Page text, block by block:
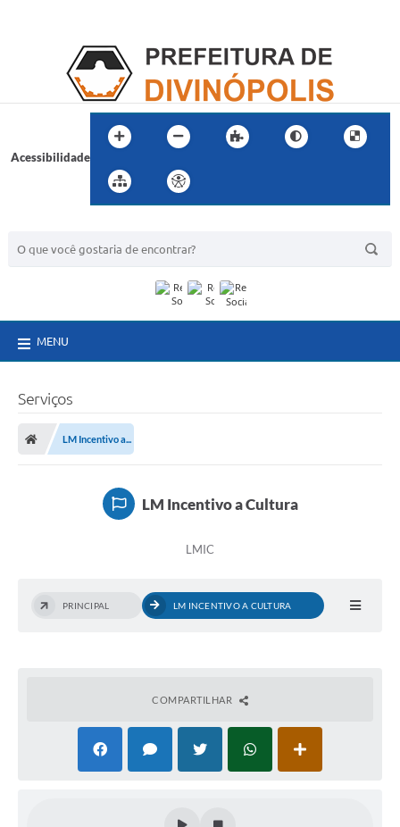
Acessibilidade
MENU
Serviços
LM Incentivo a...
LM Incentivo a Cultura
LMIC
PRINCIPAL LM INCENTIVO A CULTURA
COMPARTILHAR